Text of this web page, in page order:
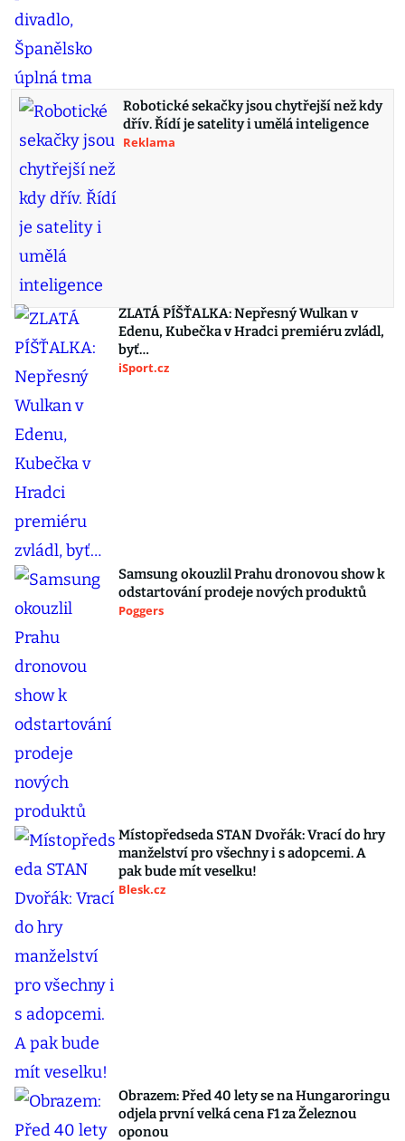
Robotické sekačky jsou chytřejší než kdy
dřív. Řídí je satelity i umělá inteligence
Reklama
ZLATÁ PÍŠŤALKA: Nepřesný Wulkan v
Edenu, Kubečka v Hradci premiéru zvládl,
byť…
iSport.cz
Samsung okouzlil Prahu dronovou show k
odstartování prodeje nových produktů
Poggers
Místopředseda STAN Dvořák: Vrací do hry
manželství pro všechny i s adopcemi. A
pak bude mít veselku!
Blesk.cz
Obrazem: Před 40 lety se na Hungaroringu
odjela první velká cena F1 za Železnou
oponou